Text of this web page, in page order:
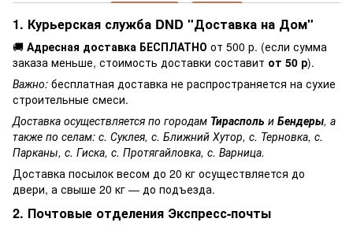
1. Курьерская служба DND "Доставка на Дом"
🚚 Адресная доставка БЕСПЛАТНО от 500 р. (если сумма
заказа меньше, стоимость доставки составит от 50 р).
Важно: бесплатная доставка не распространяется на сухие
строительные смеси.
Доставка осуществляется по городам Тирасполь и Бендеры, а
также по селам: с. Суклея, с. Ближний Хутор, с. Терновка, с.
Парканы, с. Гиска, с. Протягайловка, с. Варница.
Доставка посылок весом до 20 кг осуществляется до
двери, а свыше 20 кг — до подъезда.
2. Почтовые отделения Экспресс-почты